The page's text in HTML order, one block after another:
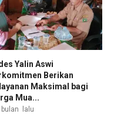
Yalin Aswi
Berikan
Maksimal bagi
Mua...
bulan lalu